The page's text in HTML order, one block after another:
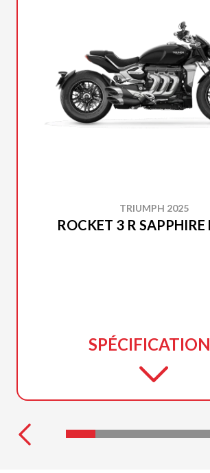
TRIUMPH 2025
ROCKET 3 R SAPPHIRE